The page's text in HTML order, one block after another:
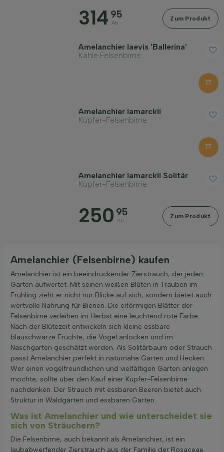
314 95
Ab
Zum Produkt
Amelanchier laevis 'Ballerina'
Kahle Felsenbirne
Amelanchier lamarckii
Kupfer-Felsenbirne
Amelanchier lamarckii Solitär
Kupfer-Felsenbirne
250 95
Ab
Zum Produkt
Amelanchier (Felsenbirne) kaufen
Amelanchier ist ein beeindruckender Zierstrauch, der jeden
Garten aufwertet. Mit seinen weißen Blüten in Trauben im
Frühling zieht er nicht nur Blicke auf sich, sondern bietet auch
wertvolle Nahrung für Bienen. Die eiförmigen Blätter der
Felsenbirne verleihen im Herbst eine leuchtend rote Farbe.
Nach der Blütezeit entwickeln sich kleine essbare
blauschwarze Früchte, die Vögel anlocken und im
Naschgarten geschätzt werden. Als Solitärbaum oder Strauch
passt Amelanchier perfekt in naturnahe Gärten und Hecken.
Wer einen vogelfreundlichen und vielfältigen Garten anlegen
möchte, sollte über den Kauf einer Kupfer-Felsenbirne
nachdenken. Der Strauch mit essbaren Beeren bietet auch
Struktur in Waldgärten und essbaren Gärten.
Was ist Amelanchier und wie unterscheidet sie
sich von Sträuchern?
Die Felsenbirne, auch bekannt als Amelanchier, ist ein
laubabwerfender Zierstrauch aus der Familie der Rosaceae.